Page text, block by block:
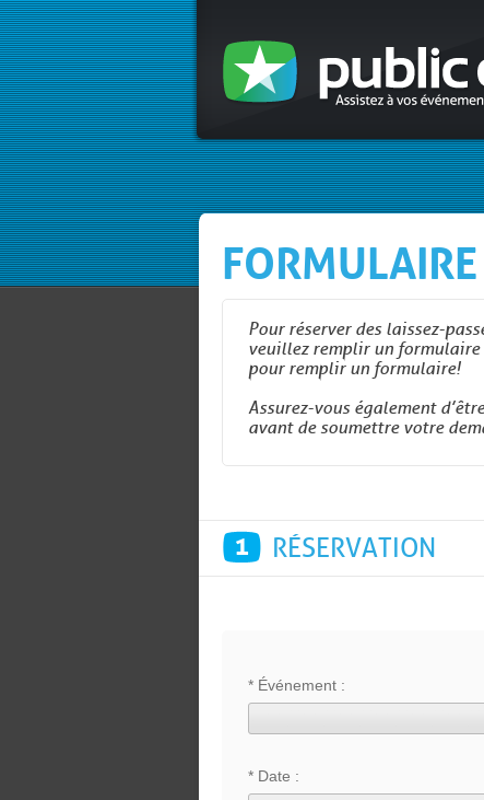
Pour réserver des laissez-
veuillez remplir un formulaire
pour remplir un formulaire!
Assurez-vous également
avant de soumettre votre
1 RÉSERVATION
* Événement :
* Date :